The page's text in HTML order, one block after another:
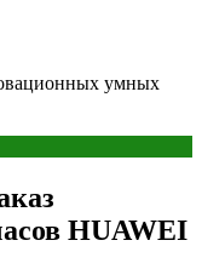
умных
HUAWEI